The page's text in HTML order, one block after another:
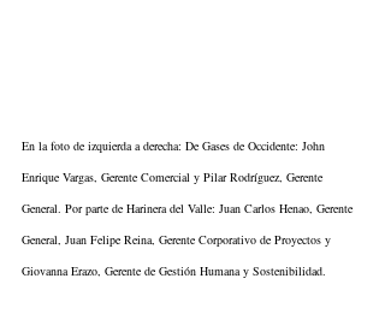
En la foto de izquierda a derecha: De Gases de Occidente: John
Enrique Vargas, Gerente Comercial y Pilar Rodríguez, Gerente
General. Por parte de Harinera del Valle: Juan Carlos Henao, Gerente
General, Juan Felipe Reina, Gerente Corporativo de Proyectos y
Giovanna Erazo, Gerente de Gestión Humana y Sostenibilidad.